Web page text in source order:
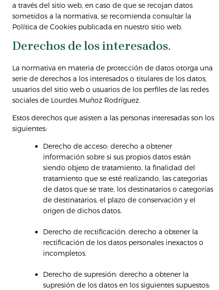
a través del sitio web, en caso de que se recojan datos
sometidos a la normativa, se recomienda consultar la
Política de Cookies publicada en nuestro sitio web.
Derechos de los interesados.
La normativa en materia de protección de datos otorga una
serie de derechos a los interesados o titulares de los datos,
usuarios del sitio web o usuarios de los perfiles de las redes
sociales de Lourdes Muñoz Rodríguez.
Estos derechos que asisten a las personas interesadas son los
siguientes:
Derecho de acceso: derecho a obtener
información sobre si sus propios datos están
siendo objeto de tratamiento, la finalidad del
tratamiento que se esté realizando, las categorías
de datos que se trate, los destinatarios o categorías
de destinatarios, el plazo de conservación y el
origen de dichos datos.
Derecho de rectificación: derecho a obtener la
rectificación de los datos personales inexactos o
incompletos.
Derecho de supresión: derecho a obtener la
supresión de los datos en los siguientes supuestos: